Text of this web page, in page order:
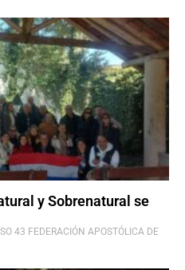
y Sobrenatural se
43 FEDERACIÓN APOSTÓLICA DE